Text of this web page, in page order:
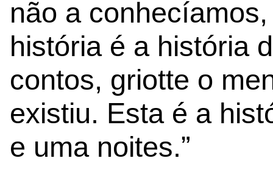
não a
história é a história
contos, griotte o
existiu. Esta é a
e uma noites.”